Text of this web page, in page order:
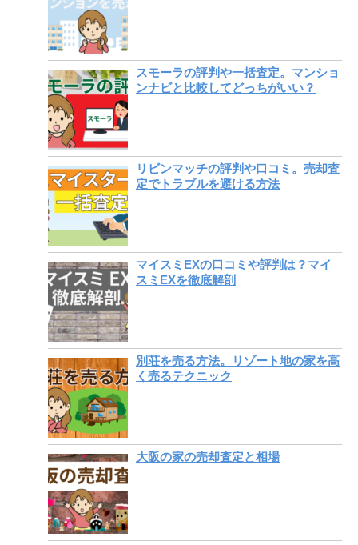
スモーラの評判や一括査定。マンショ
ンナビと比較してどっちがいい？
リビンマッチの評判や口コミ。売却査
定でトラブルを避ける方法
マイスミEXの口コミや評判は？マイ
スミEXを徹底解剖
別荘を売る方法。リゾート地の家を高
く売るテクニック
大阪の家の売却査定と相場